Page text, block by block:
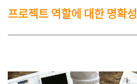
프로젝트 역할에 대한 명확